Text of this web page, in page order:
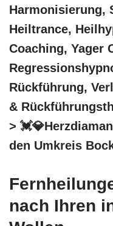
Harmonisierung,
Heiltrance,
Coaching, Yager
Rückführung,
&
>
den Umkreis
nach Ihren